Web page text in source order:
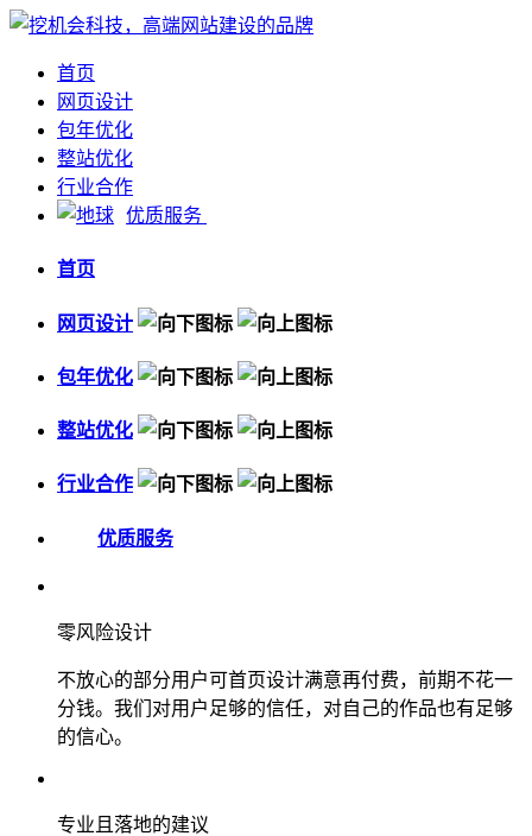
首页
网页设计
包年优化
整站优化
行业合作
优质服务
首页
网页设计
包年优化
整站优化
行业合作
优质服务
零风险设计
不放心的部分用户可首页设计满意再付费，前期不花一
分钱。我们对用户足够的信任，对自己的作品也有足够
的信心。
专业且落地的建议